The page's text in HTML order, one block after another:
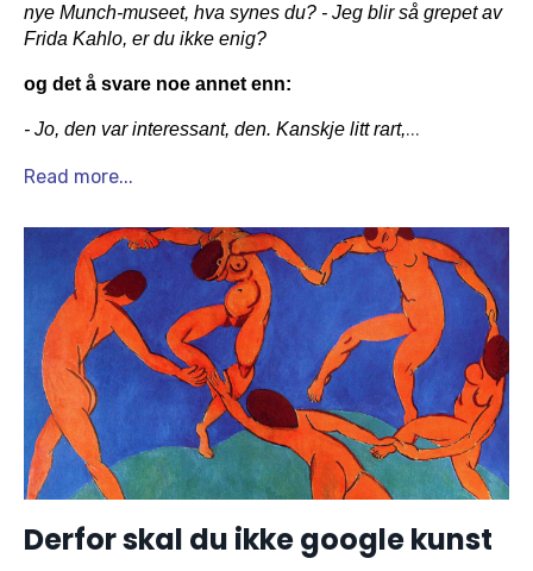
nye Munch-museet, hva synes du? - Jeg blir så grepet av
Frida Kahlo, er du ikke enig?
og det å svare noe annet enn:
- Jo, den var interessant, den. Kanskje litt rart,...
Read more...
Derfor skal du ikke google kunst